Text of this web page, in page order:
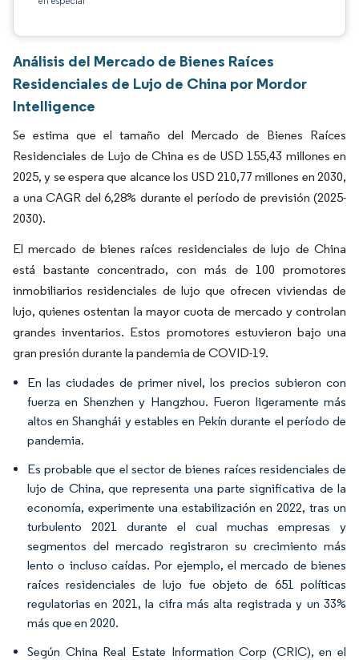
Análisis del Mercado de Bienes Raíces
Residenciales de Lujo de China por Mordor
Intelligence
Se estima que el tamaño del Mercado de Bienes Raíces
Residenciales de Lujo de China es de USD 155,43 millones en
2025, y se espera que alcance los USD 210,77 millones en 2030,
a una CAGR del 6,28% durante el período de previsión (2025-
2030).
El mercado de bienes raíces residenciales de lujo de China
está bastante concentrado, con más de 100 promotores
inmobiliarios residenciales de lujo que ofrecen viviendas de
lujo, quienes ostentan la mayor cuota de mercado y controlan
grandes inventarios. Estos promotores estuvieron bajo una
gran presión durante la pandemia de COVID-19.
En las ciudades de primer nivel, los precios subieron con
fuerza en Shenzhen y Hangzhou. Fueron ligeramente más
altos en Shanghái y estables en Pekín durante el período de
pandemia.
Es probable que el sector de bienes raíces residenciales de
lujo de China, que representa una parte significativa de la
economía, experimente una estabilización en 2022, tras un
turbulento 2021 durante el cual muchas empresas y
segmentos del mercado registraron su crecimiento más
lento o incluso caídas. Por ejemplo, el mercado de bienes
raíces residenciales de lujo fue objeto de 651 políticas
regulatorias en 2021, la cifra más alta registrada y un 33%
más que en 2020.
Según China Real Estate Information Corp (CRIC), en el